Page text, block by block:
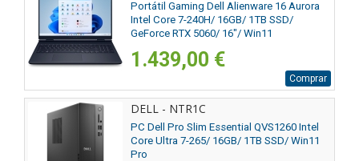
Portátil Gaming Dell Alienware 16 Aurora
Intel Core 7-240H/ 16GB/ 1TB SSD/
GeForce RTX 5060/ 16"/ Win11
1.439,00 €
Comprar
DELL - NTR1C
PC Dell Pro Slim Essential QVS1260 Intel
Core Ultra 7-265/ 16GB/ 1TB SSD/ Win11
Pro